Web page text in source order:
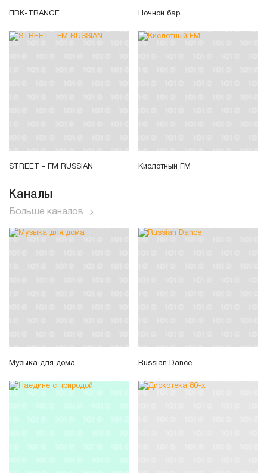
ПВК-TRANCE Ночной бар
STREET - FM RUSSIAN Кислотный FM
Каналы
Больше каналов
Музыка для дома Russian Dance